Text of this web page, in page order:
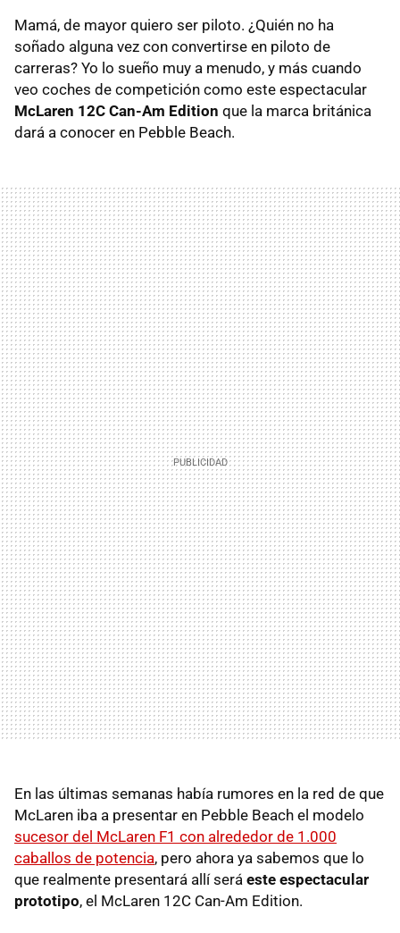
Mamá, de mayor quiero ser piloto. ¿Quién no ha
soñado alguna vez con convertirse en piloto de
carreras? Yo lo sueño muy a menudo, y más cuando
veo coches de competición como este espectacular
McLaren 12C Can-Am Edition que la marca británica
dará a conocer en Pebble Beach.
En las últimas semanas había rumores en la red de que
McLaren iba a presentar en Pebble Beach el modelo
sucesor del McLaren F1 con alrededor de 1.000
caballos de potencia, pero ahora ya sabemos que lo
que realmente presentará allí será este espectacular
prototipo, el McLaren 12C Can-Am Edition.